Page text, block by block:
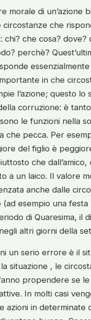
morale di un’azione
che
chi? che cosa? dove?
perchè?
essenzialmente
in che
l’azione; questo lo
corruzione: è
le funzioni nella
che pecca. Per
del figlio è
che dall’amico,
a un laico. Il valore
anche dalle
esempio una
di Quaresima, il
altri giorni della
un serio errore è il
situazione , le
propendere se le
In molti casi
azioni in determinate